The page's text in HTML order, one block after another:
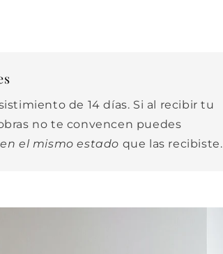
de 14 días. Si al recibir tu
no te convencen puedes
en el mismo estado que las recibiste.